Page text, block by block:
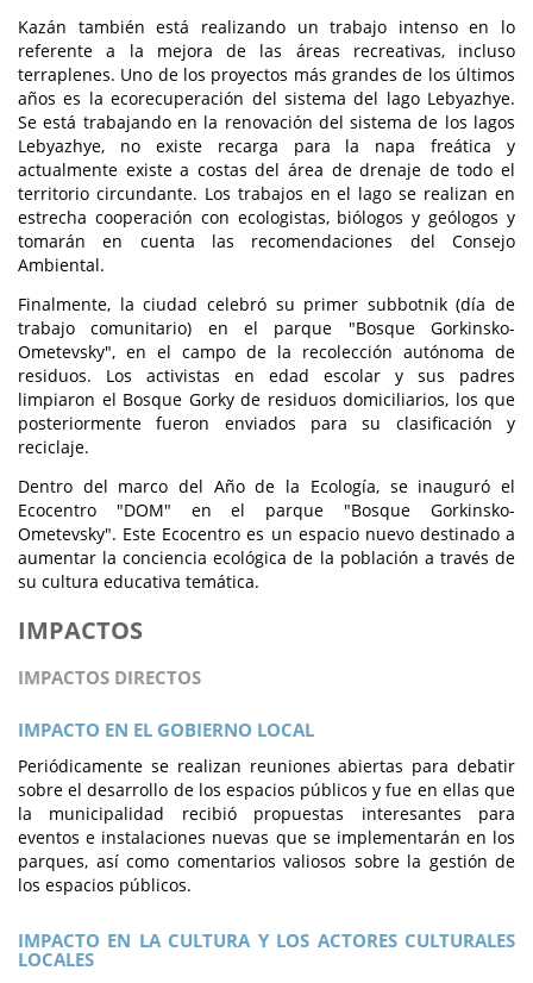
Kazán también está realizando un trabajo intenso en lo
referente a la mejora de las áreas recreativas, incluso
terraplenes. Uno de los proyectos más grandes de los últimos
años es la ecorecuperación del sistema del lago Lebyazhye.
Se está trabajando en la renovación del sistema de los lagos
Lebyazhye, no existe recarga para la napa freática y
actualmente existe a costas del área de drenaje de todo el
territorio circundante. Los trabajos en el lago se realizan en
estrecha cooperación con ecologistas, biólogos y geólogos y
tomarán en cuenta las recomendaciones del Consejo
Ambiental.
Finalmente, la ciudad celebró su primer subbotnik (día de
trabajo comunitario) en el parque "Bosque Gorkinsko-
Ometevsky", en el campo de la recolección autónoma de
residuos. Los activistas en edad escolar y sus padres
limpiaron el Bosque Gorky de residuos domiciliarios, los que
posteriormente fueron enviados para su clasificación y
reciclaje.
Dentro del marco del Año de la Ecología, se inauguró el
Ecocentro "DOM" en el parque "Bosque Gorkinsko-
Ometevsky". Este Ecocentro es un espacio nuevo destinado a
aumentar la conciencia ecológica de la población a través de
su cultura educativa temática.
IMPACTOS
IMPACTOS DIRECTOS
IMPACTO EN EL GOBIERNO LOCAL
Periódicamente se realizan reuniones abiertas para debatir
sobre el desarrollo de los espacios públicos y fue en ellas que
la municipalidad recibió propuestas interesantes para
eventos e instalaciones nuevas que se implementarán en los
parques, así como comentarios valiosos sobre la gestión de
los espacios públicos.
IMPACTO EN LA CULTURA Y LOS ACTORES CULTURALES
LOCALES